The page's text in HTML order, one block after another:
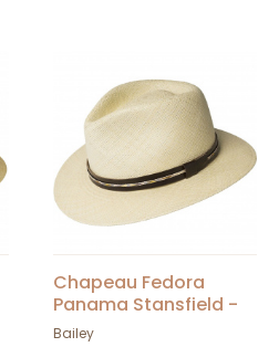
Chapeau Fedora
Panama Stansfield -
Bailey
Bailey